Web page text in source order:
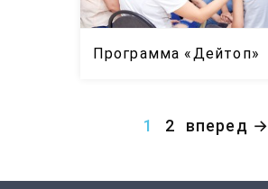
Программа «Дейтоп»
1 2 вперед →